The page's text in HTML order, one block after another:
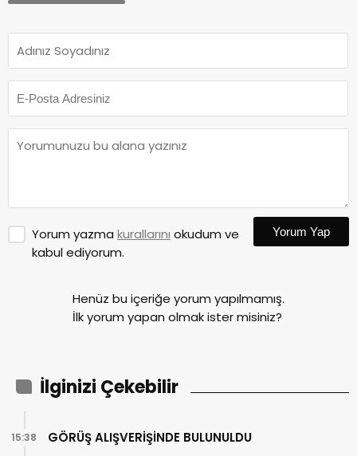
Yorum yazma kurallarını okudum ve
kabul ediyorum.
Yorum Yap
Henüz bu içeriğe yorum yapılmamış.
İlk yorum yapan olmak ister misiniz?
İlginizi Çekebilir
GÖRÜŞ ALIŞVERİŞİNDE BULUNULDU
15:38